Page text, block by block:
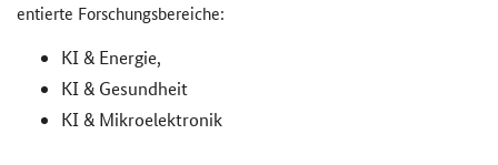
en­tier­te For­schungs­be­rei­che:
KI & En­er­gie,
KI & Ge­sund­heit
KI & Mi­kro­elek­tro­nik